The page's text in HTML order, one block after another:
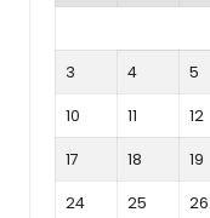
3 4 5
10 11 12
17 18 19
24 25 26